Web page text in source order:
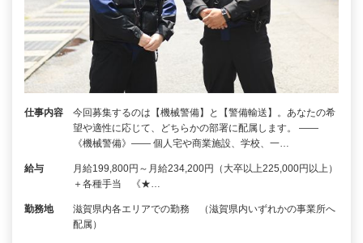
仕事内容
今回募集するのは【機械警備】と【警備輸送】。あなたの希
望や適性に応じて、どちらかの部署に配属します。 ――
《機械警備》―― 個人宅や商業施設、学校、一…
給与
月給199,800円～月給234,200円（大卒以上225,000円以上）
＋各種手当 《★…
勤務地
滋賀県内各エリアでの勤務 （滋賀県内いずれかの事業所へ
配属）